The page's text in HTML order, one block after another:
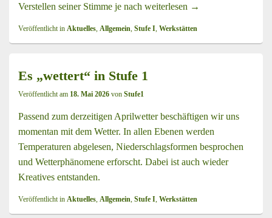
Verstellen seiner Stimme je nach weiterlesen Autorenlesung mit
→
Veröffentlicht in Aktuelles, Allgemein, Stufe I, Werkstätten
Es „wettert“ in Stufe 1
Veröffentlicht am 18. Mai 2026 von Stufe1
Passend zum derzeitigen Aprilwetter beschäftigen wir uns
momentan mit dem Wetter. In allen Ebenen werden
Temperaturen abgelesen, Niederschlagsformen besprochen
und Wetterphänomene erforscht. Dabei ist auch wieder
Kreatives entstanden.
Veröffentlicht in Aktuelles, Allgemein, Stufe I, Werkstätten